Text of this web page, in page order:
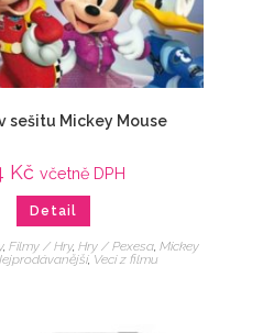
sešitu Mickey Mouse
Kč včetně DPH
Detail
, Filmy / Hry, Hry / Pexesa, Mickey
, Veci z filmu